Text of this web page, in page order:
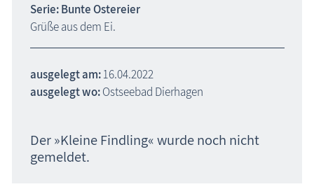
Serie: Bunte Ostereier
Grüße aus dem Ei.
ausgelegt am:16.04.2022
ausgelegt wo:Ostseebad Dierhagen
Der »Kleine Findling« wurde noch nicht
gemeldet.